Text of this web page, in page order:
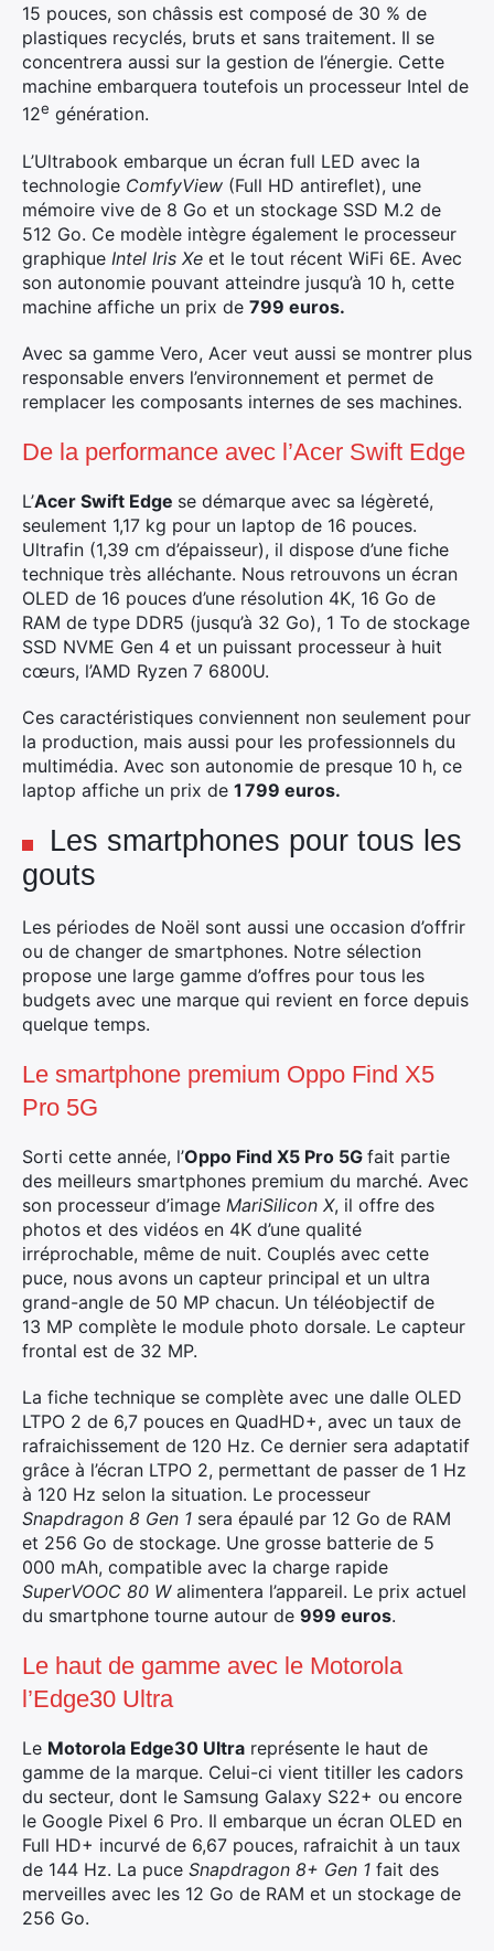
15 pouces, son châssis est composé de 30 % de
plastiques recyclés, bruts et sans traitement. Il se
concentrera aussi sur la gestion de l’énergie. Cette
machine embarquera toutefois un processeur Intel de
12e génération.
L’Ultrabook embarque un écran full LED avec la
technologie ComfyView (Full HD antireflet), une
mémoire vive de 8 Go et un stockage SSD M.2 de
512 Go. Ce modèle intègre également le processeur
graphique Intel Iris Xe et le tout récent WiFi 6E. Avec
son autonomie pouvant atteindre jusqu’à 10 h, cette
machine affiche un prix de 799 euros.
Avec sa gamme Vero, Acer veut aussi se montrer plus
responsable envers l’environnement et permet de
remplacer les composants internes de ses machines.
De la performance avec l’Acer Swift Edge
L’Acer Swift Edge se démarque avec sa légèreté,
seulement 1,17 kg pour un laptop de 16 pouces.
Ultrafin (1,39 cm d’épaisseur), il dispose d’une fiche
technique très alléchante. Nous retrouvons un écran
OLED de 16 pouces d’une résolution 4K, 16 Go de
RAM de type DDR5 (jusqu’à 32 Go), 1 To de stockage
SSD NVME Gen 4 et un puissant processeur à huit
cœurs, l’AMD Ryzen 7 6800U.
Ces caractéristiques conviennent non seulement pour
la production, mais aussi pour les professionnels du
multimédia. Avec son autonomie de presque 10 h, ce
laptop affiche un prix de 1 799 euros.
Les smartphones pour tous les
gouts
Les périodes de Noël sont aussi une occasion d’offrir
ou de changer de smartphones. Notre sélection
propose une large gamme d’offres pour tous les
budgets avec une marque qui revient en force depuis
quelque temps.
Le smartphone premium Oppo Find X5
Pro 5G
Sorti cette année, l’Oppo Find X5 Pro 5G fait partie
des meilleurs smartphones premium du marché. Avec
son processeur d’image MariSilicon X, il offre des
photos et des vidéos en 4K d’une qualité
irréprochable, même de nuit. Couplés avec cette
puce, nous avons un capteur principal et un ultra
grand-angle de 50 MP chacun. Un téléobjectif de
13 MP complète le module photo dorsale. Le capteur
frontal est de 32 MP.
La fiche technique se complète avec une dalle OLED
LTPO 2 de 6,7 pouces en QuadHD+, avec un taux de
rafraichissement de 120 Hz. Ce dernier sera adaptatif
grâce à l’écran LTPO 2, permettant de passer de 1 Hz
à 120 Hz selon la situation. Le processeur
Snapdragon 8 Gen 1 sera épaulé par 12 Go de RAM
et 256 Go de stockage. Une grosse batterie de 5
000 mAh, compatible avec la charge rapide
SuperVOOC 80 Walimentera l’appareil. Le prix actuel
du smartphone tourne autour de 999 euros.
Le haut de gamme avec le Motorola
l’Edge30 Ultra
Le Motorola Edge30 Ultra représente le haut de
gamme de la marque. Celui-ci vient titiller les cadors
du secteur, dont le Samsung Galaxy S22+ ou encore
le Google Pixel 6 Pro. Il embarque un écran OLED en
Full HD+ incurvé de 6,67 pouces, rafraichit à un taux
de 144 Hz. La puce Snapdragon 8+ Gen 1 fait des
merveilles avec les 12 Go de RAM et un stockage de
256 Go.
Rechercher
: